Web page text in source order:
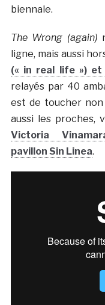
biennale.
The Wrong (again)
ligne, mais aussi
(« in real life ») et
relayés par 40
est de toucher
aussi les proches,
Victoria
pavillon Sin Linea.